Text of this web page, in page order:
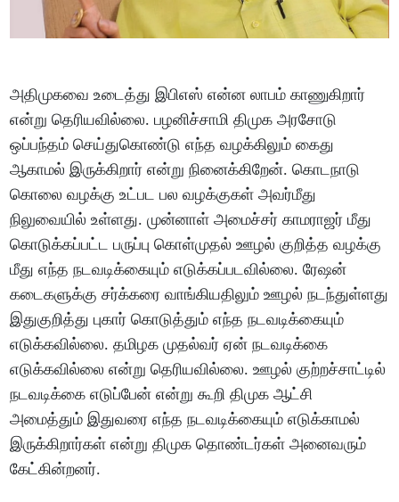
அதிமுகவை உடைத்து இபிஎஸ் என்ன லாபம் காணுகிறார்
என்று தெரியவில்லை. பழனிச்சாமி திமுக அரசோடு
ஒப்பந்தம் செய்துகொண்டு எந்த வழக்கிலும் கைது
ஆகாமல் இருக்கிறார் என்று நினைக்கிறேன். கொடநாடு
கொலை வழக்கு உட்பட பல வழக்குகள் அவர்மீது
நிலுவையில் உள்ளது. முன்னாள் அமைச்சர் காமராஜர் மீது
கொடுக்கப்பட்ட பருப்பு கொள்முதல் ஊழல் குறித்த வழக்கு
மீது எந்த நடவடிக்கையும் எடுக்கப்படவில்லை. ரேஷன்
கடைகளுக்கு சர்க்கரை வாங்கியதிலும் ஊழல் நடந்துள்ளது
இதுகுறித்து புகார் கொடுத்தும் எந்த நடவடிக்கையும்
எடுக்கவில்லை. தமிழக முதல்வர் ஏன் நடவடிக்கை
எடுக்கவில்லை என்று தெரியவில்லை. ஊழல் குற்றச்சாட்டில்
நடவடிக்கை எடுப்பேன் என்று கூறி திமுக ஆட்சி
அமைத்தும் இதுவரை எந்த நடவடிக்கையும் எடுக்காமல்
இருக்கிறார்கள் என்று திமுக தொண்டர்கள் அனைவரும்
கேட்கின்றனர்.